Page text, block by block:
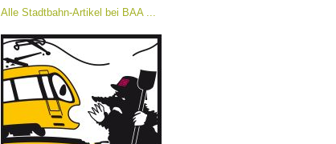
Alle Stadtbahn-Artikel bei BAA ...